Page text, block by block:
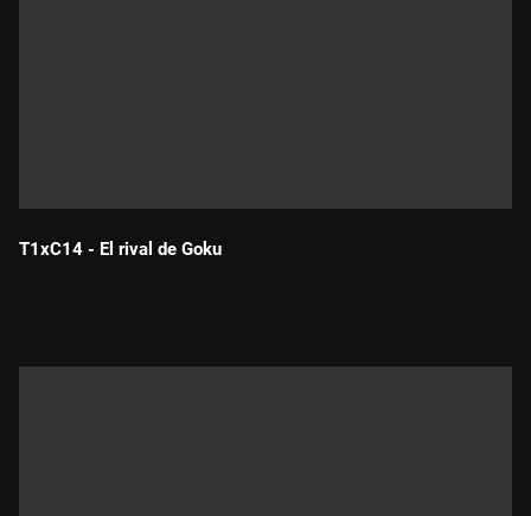
T1xC14 - El rival de Goku